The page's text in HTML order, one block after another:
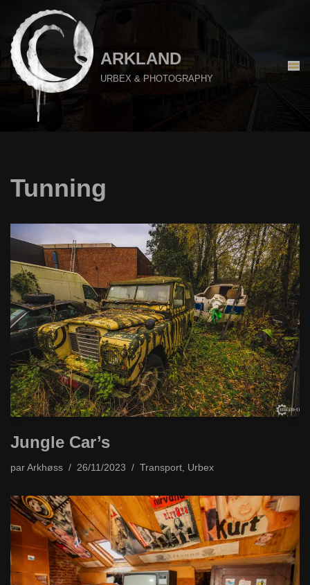
Aller
au
contenu
ARKLAND
URBEX & PHOTOGRAPHY
Tunning
Jungle Car’s
par Arkhøss 26/11/2023 Transport Urbex